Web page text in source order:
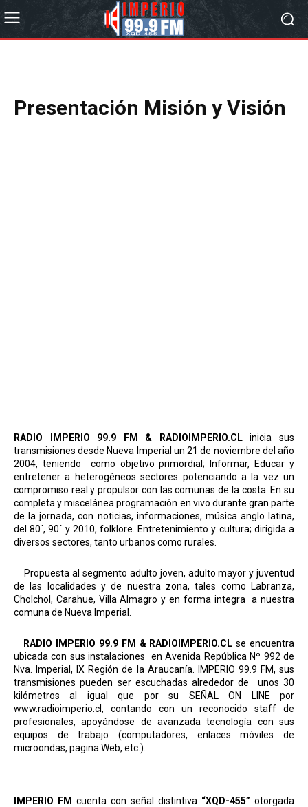
Presentación Misión y Visión
RADIO IMPERIO 99.9 FM & RADIOIMPERIO.CLinicia sus
transmisiones desde Nueva Imperial un 21 de noviembre del año
2004, teniendo
como objetivo primordial; Informar, Educar y
entretener a heterogéneos sectores potenciando a la vez un
compromiso real y propulsor con las comunas de la costa. En su
completa y miscelánea programación en vivo durante gran parte
de la jornada, con noticias, informaciones, música anglo latina,
del 80´, 90´ y 2010, folklore. Entretenimiento y cultura; dirigida a
diversos sectores, tanto urbanos como rurales.
Propuesta al segmento adulto joven, adulto mayor y juventud
de las localidades y de nuestra zona, tales como Labranza,
Cholchol, Carahue, Villa Almagro y en forma integra
a nuestra
comuna de Nueva Imperial.
RADIO IMPERIO 99.9 FM & RADIOIMPERIO.CL se encuentra
ubicada con sus instalaciones
en Avenida República Nº 992 de
Nva. Imperial, IX Región de la Araucanía. IMPERIO 99.9 FM, sus
transmisiones pueden ser escuchadas alrededor de
unos 30
kilómetros al igual que por su SEÑAL ON LINE por
www.radioimperio.cl, contando con un reconocido staff de
profesionales, apoyándose de avanzada tecnología con sus
equipos de trabajo (computadores, enlaces móviles de
microondas, pagina Web, etc.).
IMPERIO FM cuenta con señal distintiva “XQD-455” otorgada